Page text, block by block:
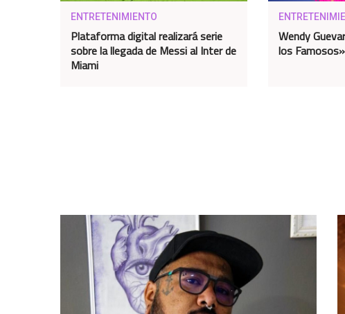
ENTRETENIMIENTO
Plataforma digital realizará serie
sobre la llegada de Messi al Inter de
Miami
Wendy
los